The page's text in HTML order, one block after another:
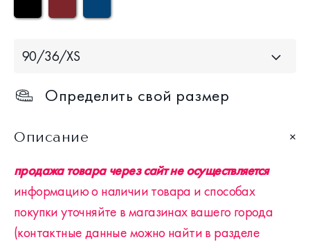
90/36/XS
Определить свой размер
Описание
продажа товара через сайт не осуществляется
информацию о наличии товара и способах
покупки уточняйте в магазинах вашего города
(контактные данные можно найти в разделе